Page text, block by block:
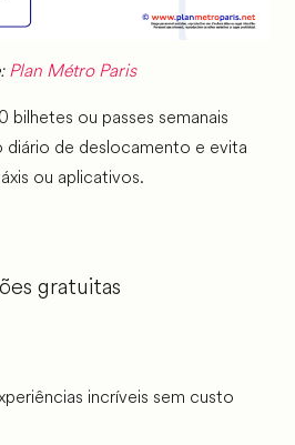
Plan Métro Paris
bilhetes ou passes semanais
de deslocamento e evita
ou aplicativos.
gratuitas
incríveis sem custo